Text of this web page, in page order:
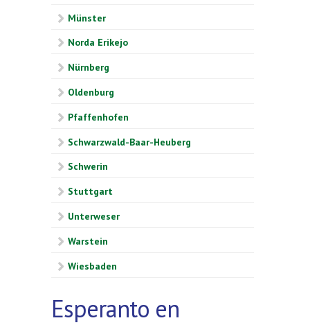
Münster
Norda Erikejo
Nürnberg
Oldenburg
Pfaffenhofen
Schwarzwald-Baar-Heuberg
Schwerin
Stuttgart
Unterweser
Warstein
Wiesbaden
Esperanto en